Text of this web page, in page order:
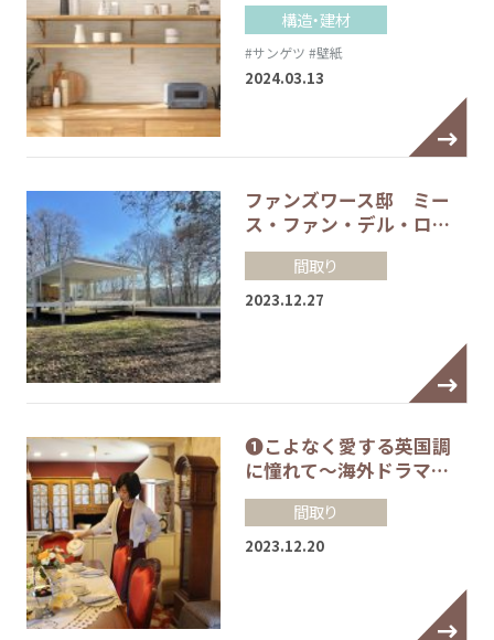
構造・建材
#サンゲツ #壁紙
2024.03.13
ファンズワース邸 ミー
ス・ファン・デル・ロ…
間取り
2023.12.27
❶こよなく愛する英国調
に憧れて～海外ドラマ…
間取り
2023.12.20